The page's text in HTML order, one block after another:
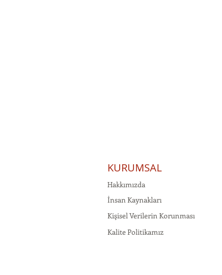
KURUMSAL
Hakkımızda
İnsan Kaynakları
Kişisel Verilerin Korunması
Kalite Politikamız